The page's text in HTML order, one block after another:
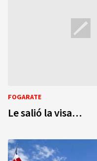
FOGARATE
Le salió la visa…